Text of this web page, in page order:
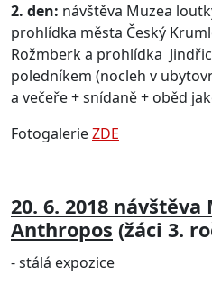
2. den: návštěva Muzea
prohlídka města Český
Rožmberk a prohlídka
poledníkem (nocleh v
a večeře + snídaně + oběd
FotogalerieZDE
20. 6. 2018 návštěva
Anthropos (žáci 3.
- stálá expozice